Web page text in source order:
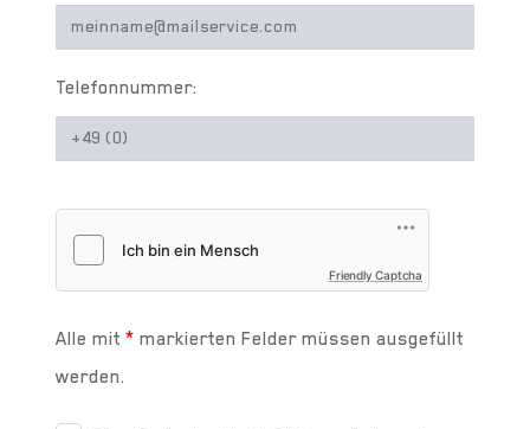
Telefonnummer:
Friendly Captcha
Alle mit * markierten Felder müssen ausgefüllt
werden.